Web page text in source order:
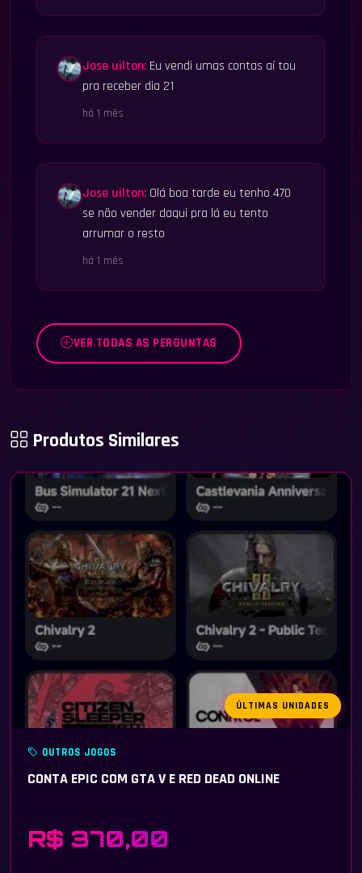
Jose uilton: Eu vendi umas contas aí tou
pra receber dia 21
há 1 mês
Jose uilton: Olá boa tarde eu tenho 470
se não vender daqui pra lá eu tento
arrumar o resto
há 1 mês
VER TODAS AS PERGUNTAS
Produtos Similares
ÚLTIMAS UNIDADES
OUTROS JOGOS
CONTA EPIC COM GTA V E RED DEAD ONLINE
R$ 370,00